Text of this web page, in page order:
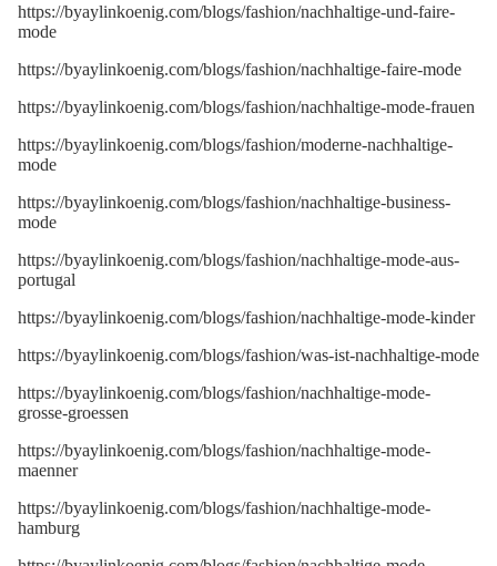
https://byaylinkoenig.com/blogs/fashion/nachhaltige-und-faire-
mode
https://byaylinkoenig.com/blogs/fashion/nachhaltige-faire-mode
https://byaylinkoenig.com/blogs/fashion/nachhaltige-mode-frauen
https://byaylinkoenig.com/blogs/fashion/moderne-nachhaltige-
mode
https://byaylinkoenig.com/blogs/fashion/nachhaltige-business-
mode
https://byaylinkoenig.com/blogs/fashion/nachhaltige-mode-aus-
portugal
https://byaylinkoenig.com/blogs/fashion/nachhaltige-mode-kinder
https://byaylinkoenig.com/blogs/fashion/was-ist-nachhaltige-mode
https://byaylinkoenig.com/blogs/fashion/nachhaltige-mode-
grosse-groessen
https://byaylinkoenig.com/blogs/fashion/nachhaltige-mode-
maenner
https://byaylinkoenig.com/blogs/fashion/nachhaltige-mode-
hamburg